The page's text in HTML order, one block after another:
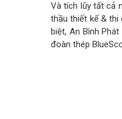
Và tích lũy tất cả
thầu thiết kế & thi
biệt, An Bình
đoàn thép